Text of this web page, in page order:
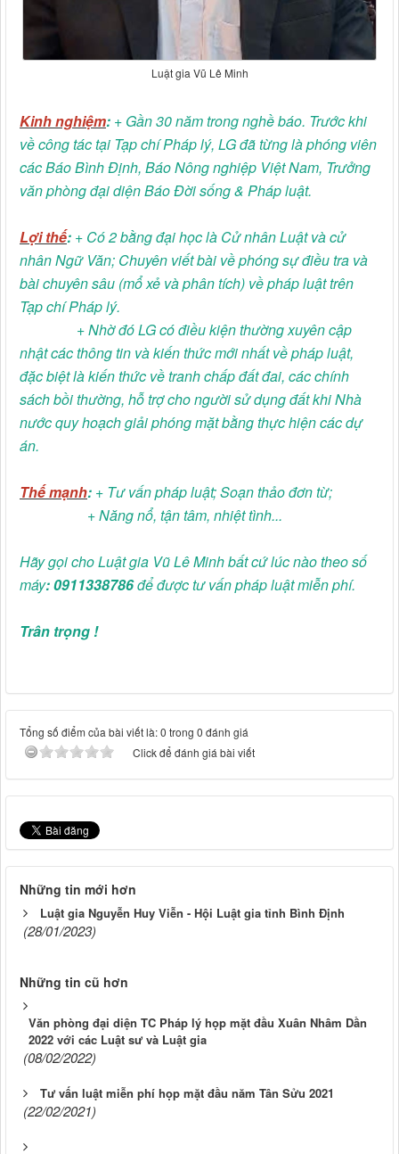
Luật gia Vũ Lê Minh
Kinh nghiệm: + Gần 30 năm trong nghề báo. Trước khi
về công tác tại Tạp chí Pháp lý, LG đã từng là phóng viên
các Báo Bình Định, Báo Nông nghiệp Việt Nam, Trưởng
văn phòng đại diện Báo Đời sống & Pháp luật.
Lợi thế: + Có 2 bằng đại học là Cử nhân Luật và cử
nhân Ngữ Văn; Chuyên viết bài về phóng sự điều tra và
bài chuyên sâu (mổ xẻ và phân tích) về pháp luật trên
Tạp chí Pháp lý.
+ Nhờ đó LG có điều kiện thường xuyên cập
nhật các thông tin và kiến thức mới nhất về pháp luật,
đặc biệt là kiến thức về tranh chấp đất đai, các chính
sách bồi thường, hỗ trợ cho người sử dụng đất khi Nhà
nước quy hoạch giải phóng mặt bằng thực hiện các dự
án.
Thế mạnh: + Tư vấn pháp luật; Soạn thảo đơn từ;
+ Năng nổ, tận tâm, nhiệt tình...
Hãy gọi cho Luật gia Vũ Lê Minh bất cứ lúc nào theo số
máy: 0911338786để được tư vấn pháp luật miễn phí.
Trân trọng !
Tổng số điểm của bài viết là: 0 trong 0 đánh giá
Click để đánh giá bài viết
Những tin mới hơn
Luật gia Nguyễn Huy Viễn - Hội Luật gia tỉnh Bình Định
(28/01/2023)
Những tin cũ hơn
Văn phòng đại diện TC Pháp lý họp mặt đầu Xuân Nhâm Dần
2022 với các Luật sư và Luật gia
(08/02/2022)
Tư vấn luật miễn phí họp mặt đầu năm Tân Sửu 2021
(22/02/2021)